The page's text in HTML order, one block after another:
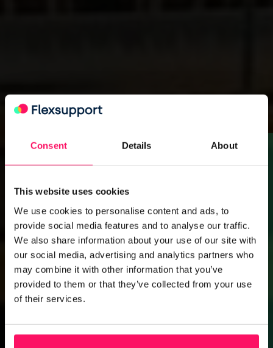
Consent Details About
This website uses cookies
We use cookies to personalise content and ads, to
provide social media features and to analyse our traffic.
We also share information about your use of our site with
our social media, advertising and analytics partners who
may combine it with other information that you’ve
provided to them or that they’ve collected from your use
of their services.
Een vliegende start maken is geweldig,
maar de wet- en regelgeving (zoals de
nieuwe WTTA) kan overweldigend zijn.
Meld je aan voor ons gratis webinar en
leer precies wat je moet regelen om
succesvol te starten.